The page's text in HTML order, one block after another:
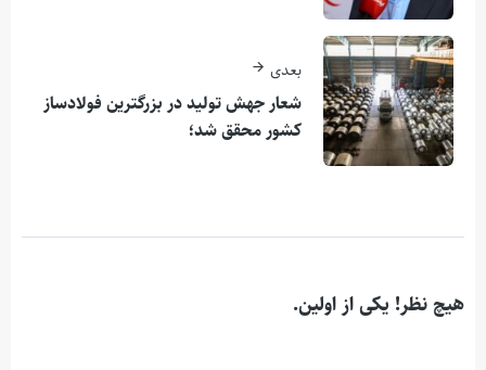
بعدی
شعار جهش تولید در بزرگترین فولادساز
کشور محقق شد؛
هیچ نظر! یکی از اولین.